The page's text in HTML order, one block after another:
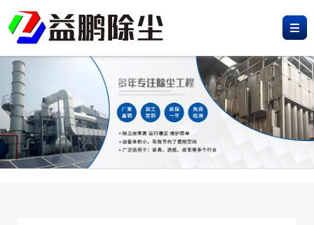
页
中
心
程
案
新
闻
荣